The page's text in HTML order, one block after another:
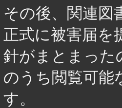
その後、関連図
正式に被害届を
針がまとまった
のうち閲覧可能
す。